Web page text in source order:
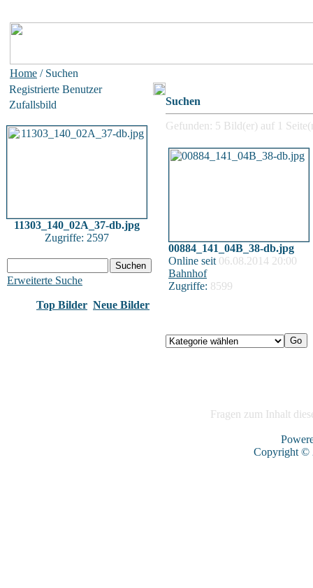
Home / Suchen
Registrierte Benutzer
Zufallsbild
11303_140_02A_37-db.jpg
Zugriffe: 2597
Erweiterte Suche
Top Bilder Neue Bilder
Suchen
Gefunden: 5 Bild(er) auf 1
00884_141_04B_38-db.jpg
Online seit 06.08.2014 20:00
Bahnhof
Zugriffe: 8599
Fragen zum Inhalt
Copyright ©